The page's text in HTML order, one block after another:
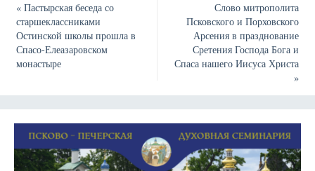
«Пастырская беседа со
старшеклассниками
Остинской школы прошла в
Спасо-Елеазаровском
монастыре
Слово митрополита
Псковского и Порховского
Арсения в празднование
Сретения Господа Бога и
Спаса нашего Иисуса Христа
»